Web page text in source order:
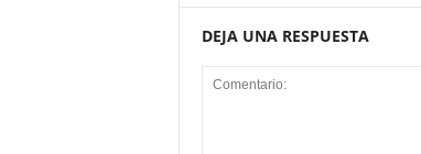
DEJA UNA RESPUESTA